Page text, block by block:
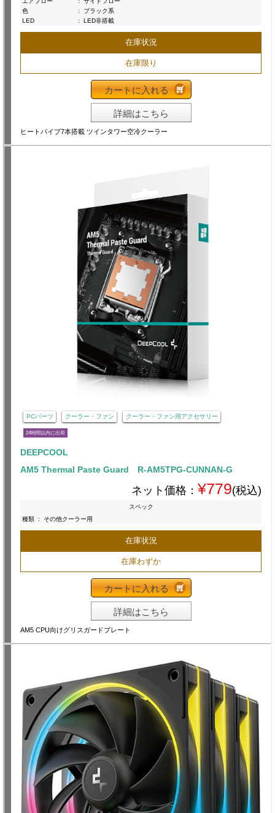
色
:
ブラック系
LED
: LED非搭載
在庫状況
在庫限り
カートに入れる
詳細はこちら
ヒートパイプ7本搭載 ツインタワー空冷クーラー
PCパーツ クーラー・ファン クーラー・ファン用アクセサリー
24時間以内に出荷
DEEPCOOL
AM5 Thermal Paste Guard R-AM5TPG-CUNNAN-G
ネット価格： ¥779(税込)
スペック
種類 : その他クーラー用
在庫状況
在庫わずか
カートに入れる
詳細はこちら
AM5 CPU向けグリスガードプレート